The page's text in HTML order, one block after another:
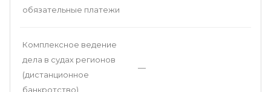
обязательные платежи
Комплексное ведение
дела в судах регионов
(дистанционное
банкротство)
—